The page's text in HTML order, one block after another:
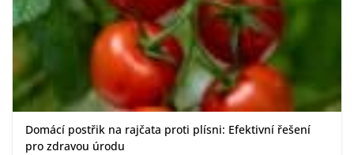
Domácí postřik na rajčata proti plísni: Efektivní řešení
pro zdravou úrodu